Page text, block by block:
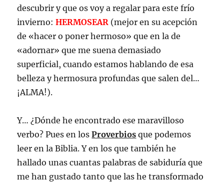
descubrir y que os voy a regalar para este frío
invierno:HERMOSEAR (mejor en su acepción
de «hacer o poner hermoso» que en la de
«adornar» que me suena demasiado
superficial, cuando estamos hablando de esa
belleza y hermosura profundas que salen del…
¡ALMA!).
Y… ¿Dónde he encontrado ese maravilloso
verbo? Pues en losProverbios que podemos
leer en la Biblia. Y en los que también he
hallado unas cuantas palabras de sabiduría que
me han gustado tanto que las he transformado